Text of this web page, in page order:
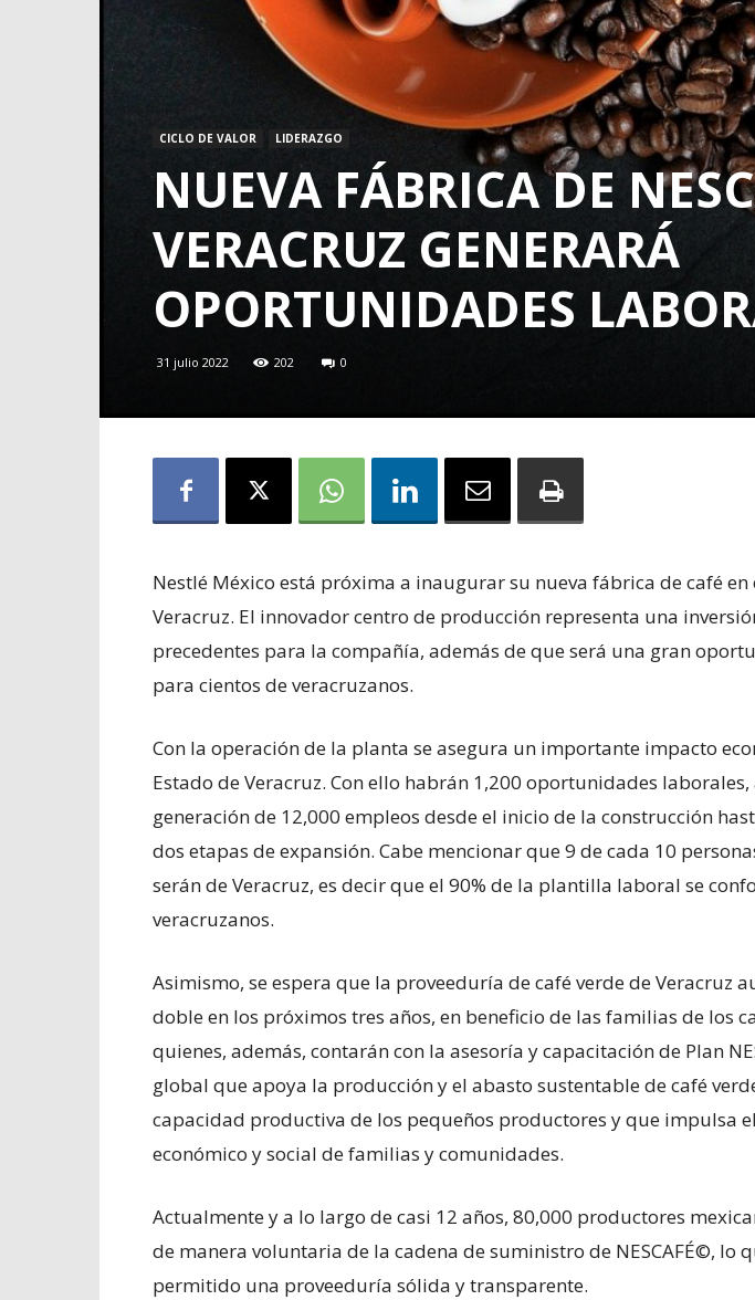
CICLO DE VALOR LIDERAZGO
NUEVA FÁBRICA DE
VERACRUZ GENERARÁ
OPORTUNIDADES
31 julio 2022 202 0
Nestlé México está próxima a inaugurar su nueva fábrica de café
Veracruz. El innovador centro de producción representa una
precedentes para la compañía, además de que será una gran
para cientos de veracruzanos.
Con la operación de la planta se asegura un importante impacto
Estado de Veracruz. Con ello habrán 1,200 oportunidades laborales,
generación de 12,000 empleos desde el inicio de la construcción
dos etapas de expansión. Cabe mencionar que 9 de cada 10
serán de Veracruz, es decir que el 90% de la plantilla laboral se
veracruzanos.
Asimismo, se espera que la proveeduría de café verde de Veracruz
doble en los próximos tres años, en beneficio de las familias de los
quienes, además, contarán con la asesoría y capacitación de Plan
global que apoya la producción y el abasto sustentable de café
capacidad productiva de los pequeños productores y que impulsa
económico y social de familias y comunidades.
Actualmente y a lo largo de casi 12 años, 80,000 productores
de manera voluntaria de la cadena de suministro de NESCAFÉ©, lo
permitido una proveeduría sólida y transparente.